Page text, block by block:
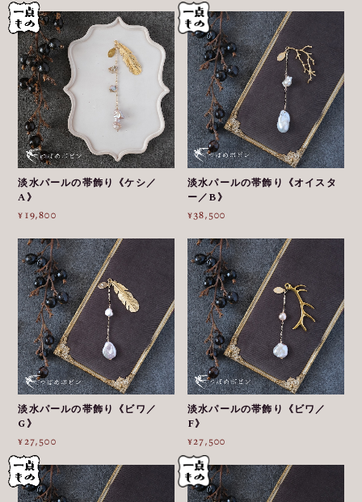
淡水パールの帯飾り《ケシ／
A》
¥19,800
淡水パールの帯飾り《オイスタ
ー／B》
¥38,500
淡水パールの帯飾り《ビワ／
G》
¥27,500
淡水パールの帯飾り《ビワ／
F》
¥27,500